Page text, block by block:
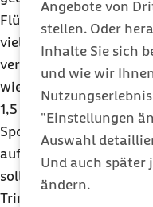
Angebote von
stellen. Oder
Inhalte Sie sich
und wie wir
"Einstellungen
Auswahl
Und auch später
ändern.
Flüssigkeitsmenge.
viel Flüssigkeit durch
verloren geht. Diese
wieder zugeführt
1,5 Litern liegen. Einen
Sportler schon etwa 20
aufnehmen. Wer
sollte im Abstand von
Trinkpausen einhalten.